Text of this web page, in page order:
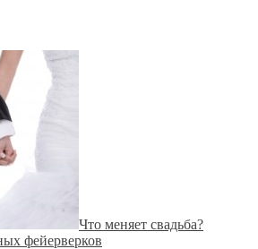
Что меняет свадьба?
фейерверков